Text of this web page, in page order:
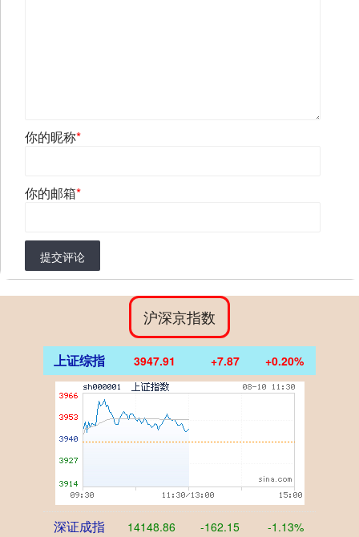
你的昵称*
你的邮箱*
提交评论
沪深京指数
上证综指 3947.91 +7.87 +0.20%
深证成指 14148.86 -162.15 -1.13%